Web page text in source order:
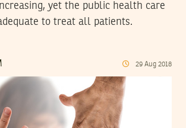
yet the public health care
to treat all patients.
29 Aug 2018